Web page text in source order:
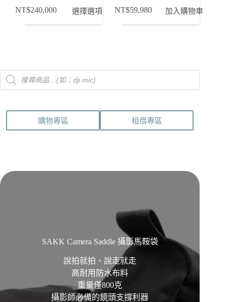
NT$240,000 選擇選項
此
款
式。
NT$59,980 加入購物車
Products
search
購物專區 租借專區
SAKK Camera Saddle 攝影馬鞍袋
說拍就拍、說走就走
高耐用防水布料
重量僅800克
攝影師必備的鏡頭支撐利器